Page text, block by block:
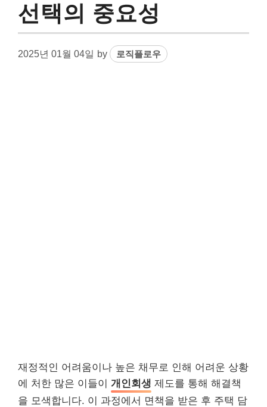
선택의 중요성
2025년 01월 04일 by 로직플로우
재정적인 어려움이나 높은 채무로 인해 어려운 상황
에 처한 많은 이들이 개인회생 제도를 통해 해결책
을 모색합니다. 이 과정에서 면책을 받은 후 주택 담